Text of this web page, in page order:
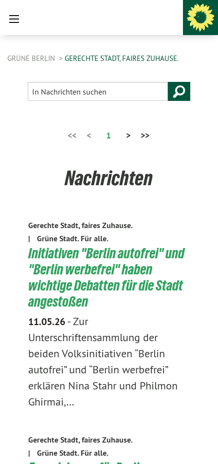
GRÜNE BERLIN GERECHTE STADT, FAIRES ZUHAUSE.
<< < 1 > >>
Nachrichten
Gerechte Stadt, faires Zuhause.
|
Grüne Stadt. Für alle.
Initiativen "Berlin autofrei" und
"Berlin werbefrei" haben
wichtige Debatten für die Stadt
angestoßen
11.05.26-Zur
Unterschriftensammlung der
beiden Volksinitiativen “Berlin
autofrei” und “Berlin werbefrei”
erklären Nina Stahr und Philmon
Ghirmai,…
Gerechte Stadt, faires Zuhause.
|
Grüne Stadt. Für alle.